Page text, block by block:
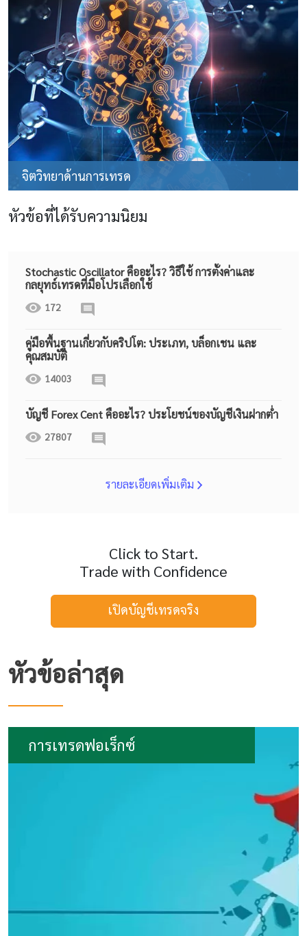
จิตวิทยาด้านการเทรด
หัวข้อที่ได้รับความนิยม
Stochastic Oscillator คืออะไร? วิธีใช้ การตั้งค่าและ
กลยุทธ์เทรดที่มือโปรเลือกใช้
172
คู่มือพื้นฐานเกี่ยวกับคริปโต: ประเภท, บล็อกเชน และ
คุณสมบัติ
14003
บัญชี Forex Cent คืออะไร? ประโยชน์ของบัญชีเงินฝากต่ำ
27807
รายละเอียดเพิ่มเติม
Click to Start.
Trade with Confidence
เปิดบัญชีเทรดจริง
หัวข้อล่าสุด
การเทรดฟอเร็กซ์